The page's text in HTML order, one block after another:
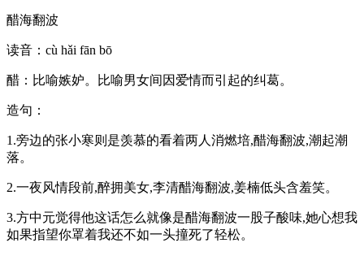
醋海翻波
读音：cù hǎi fān bō
醋：比喻嫉妒。比喻男女间因爱情而引起的纠葛。
造句：
1.旁边的张小寒则是羡慕的看着两人消燃培,醋海翻波,潮起潮
落。
2.一夜风情段前,醉拥美女,李清醋海翻波,姜楠低头含羞笑。
3.方中元觉得他这话怎么就像是醋海翻波一股子酸味,她心想我
如果指望你罩着我还不如一头撞死了轻松。